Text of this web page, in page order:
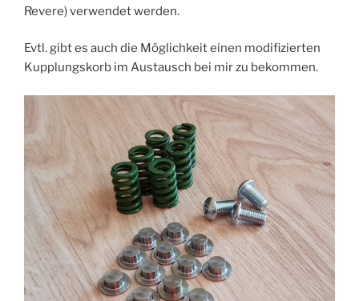
Revere) verwendet werden.
Evtl. gibt es auch die Möglichkeit einen modifizierten
Kupplungskorb im Austausch bei mir zu bekommen.